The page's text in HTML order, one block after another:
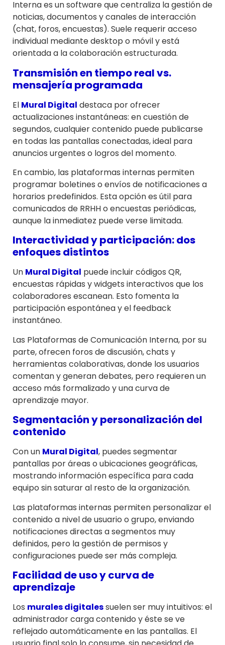
Interna es un software que centraliza la gestión de
noticias, documentos y canales de interacción
(chat, foros, encuestas). Suele requerir acceso
individual mediante desktop o móvil y está
orientada a la colaboración estructurada.
Transmisión en tiempo real vs.
mensajería programada
El Mural Digital destaca por ofrecer
actualizaciones instantáneas: en cuestión de
segundos, cualquier contenido puede publicarse
en todas las pantallas conectadas, ideal para
anuncios urgentes o logros del momento.
En cambio, las plataformas internas permiten
programar boletines o envíos de notificaciones a
horarios predefinidos. Esta opción es útil para
comunicados de RRHH o encuestas periódicas,
aunque la inmediatez puede verse limitada.
Interactividad y participación: dos
enfoques distintos
Un Mural Digital puede incluir códigos QR,
encuestas rápidas y widgets interactivos que los
colaboradores escanean. Esto fomenta la
participación espontánea y el feedback
instantáneo.
Las Plataformas de Comunicación Interna, por su
parte, ofrecen foros de discusión, chats y
herramientas colaborativas, donde los usuarios
comentan y generan debates, pero requieren un
acceso más formalizado y una curva de
aprendizaje mayor.
Segmentación y personalización del
contenido
Con un Mural Digital, puedes segmentar
pantallas por áreas o ubicaciones geográficas,
mostrando información específica para cada
equipo sin saturar al resto de la organización.
Las plataformas internas permiten personalizar el
contenido a nivel de usuario o grupo, enviando
notificaciones directas a segmentos muy
definidos, pero la gestión de permisos y
configuraciones puede ser más compleja.
Facilidad de uso y curva de
aprendizaje
Los murales digitalessuelen ser muy intuitivos: el
administrador carga contenido y éste se ve
reflejado automáticamente en las pantallas. El